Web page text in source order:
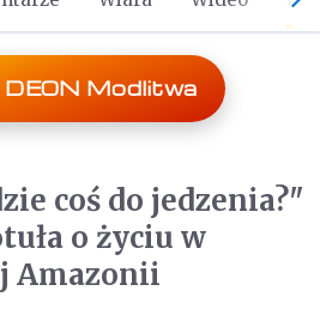
DEON Modlitwa
coś do jedzenia?"
o życiu w
Amazonii